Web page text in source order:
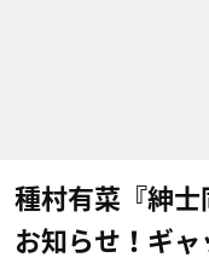
種村有菜『紳
お知らせ！ギ